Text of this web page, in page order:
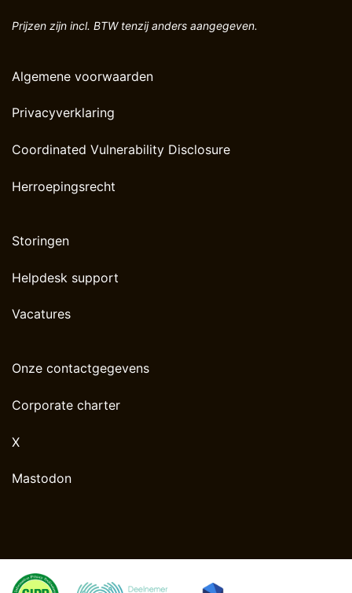
Prijzen zijn incl. BTW tenzij anders aangegeven.
Algemene voorwaarden
Privacyverklaring
Coordinated Vulnerability Disclosure
Herroepingsrecht
Storingen
Helpdesk support
Vacatures
Onze contactgegevens
Corporate charter
X
Mastodon